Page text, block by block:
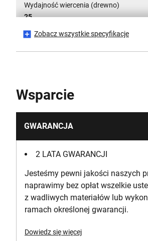
Wydajność wiercenia (drewno)
25
0 - 650
Number of Cutting Positions
Bezprzewodowy
Zobacz wszystkie specyfikacje
Wsparcie
GWARANCJA
2 LATA GWARANCJI
Jesteśmy pewni jakości naszych
naprawimy bez opłat wszelkie
z wadliwych materiałów lub
ramach określonej gwarancji.
Dowiedz się więcej